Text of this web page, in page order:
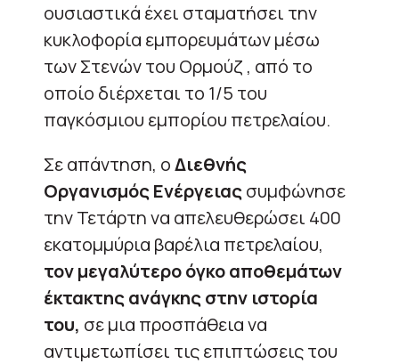
ουσιαστικά έχει σταματήσει την
κυκλοφορία εμπορευμάτων μέσω
των Στενών του Ορμούζ , από το
οποίο διέρχεται το 1/5 του
παγκόσμιου εμπορίου πετρελαίου.
Σε απάντηση, οΔιεθνής
Οργανισμός Ενέργειαςσυμφώνησε
την Τετάρτη να απελευθερώσει 400
εκατομμύρια βαρέλια πετρελαίου,
τον μεγαλύτερο όγκο αποθεμάτων
έκτακτης ανάγκης στην ιστορία
του, σε μια προσπάθεια να
αντιμετωπίσει τις επιπτώσεις του